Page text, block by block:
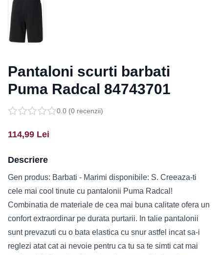
Pantaloni scurti barbati
Puma Radcal 84743701
0.0 (0 recenzii)
114,99 Lei
Descriere
Gen produs: Barbati - Marimi disponibile: S. Creeaza-ti
cele mai cool tinute cu pantalonii Puma Radcal!
Combinatia de materiale de cea mai buna calitate ofera un
confort extraordinar pe durata purtarii. In talie pantalonii
sunt prevazuti cu o bata elastica cu snur astfel incat sa-i
reglezi atat cat ai nevoie pentru ca tu sa te simti cat mai